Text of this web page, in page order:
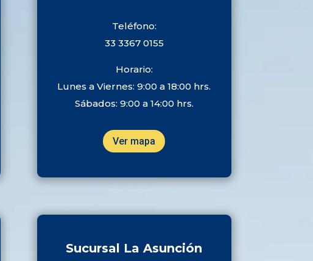
Teléfono:
33 3367 0155
Horario:
Lunes a Viernes: 9:00 a 18:00 hrs.
Sábados: 9:00 a 14:00 hrs.
Ver mapa
Sucursal La Asunción